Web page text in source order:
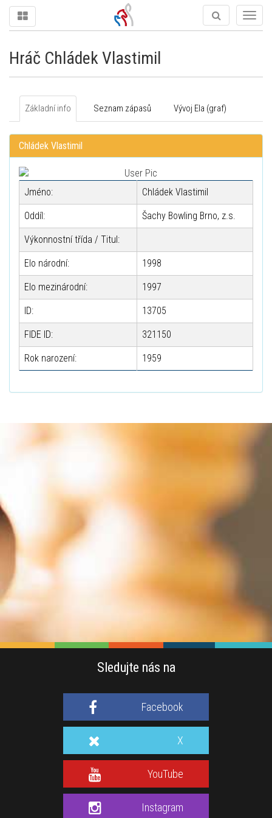
Hráč Chládek Vlastimil
Základní info Seznam zápasů Vývoj Ela (graf)
Chládek Vlastimil
Jméno: Chládek Vlastimil
Oddíl: Šachy Bowling Brno, z.s.
Výkonnostní třída / Titul:
Elo národní: 1998
Elo mezinárodní: 1997
ID: 13705
FIDE ID: 321150
Rok narození: 1959
Sledujte nás na
Facebook
X
YouTube
Instagram